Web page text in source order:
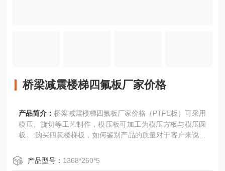
桥梁减震楼梯四氟板厂家价格
产品简介：桥梁减震楼梯四氟板厂家价格（PTFE板）可采用
模压、旋切等工艺制作，模压板可加工为模压方板与模压圆
板。:购买四氟楼梯板，如何鉴别产品的质量对于客户来说聚
准。对聚四氟乙烯楼梯板产品质量来说，不是100分就是0
分，对于产品价格来说，没有Z低聚四氟乙烯楼梯板价格，我
产品型号： 1368*260*5